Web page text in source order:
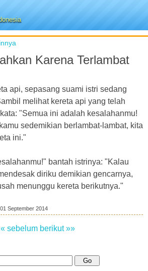
Karena Terlambat
api, sepasang suami istri sedang
melihat kereta api yang telah
"Semua ini adalah kesalahanmu!
sedemikian berlambat-lambat, kita
ini."
bantah istrinya: "Kalau
diriku demikian gencarnya,
menunggu kereta berikutnya."
01 September 2014
sebelum berikut »»